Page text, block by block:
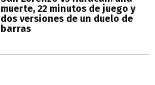
muerte, 22 minutos de juego y
dos versiones de un duelo de
barras